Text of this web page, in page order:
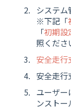
システム
※下記「
「初期設
照くださ
安全走行
安全走行
ユーザー
ンストー